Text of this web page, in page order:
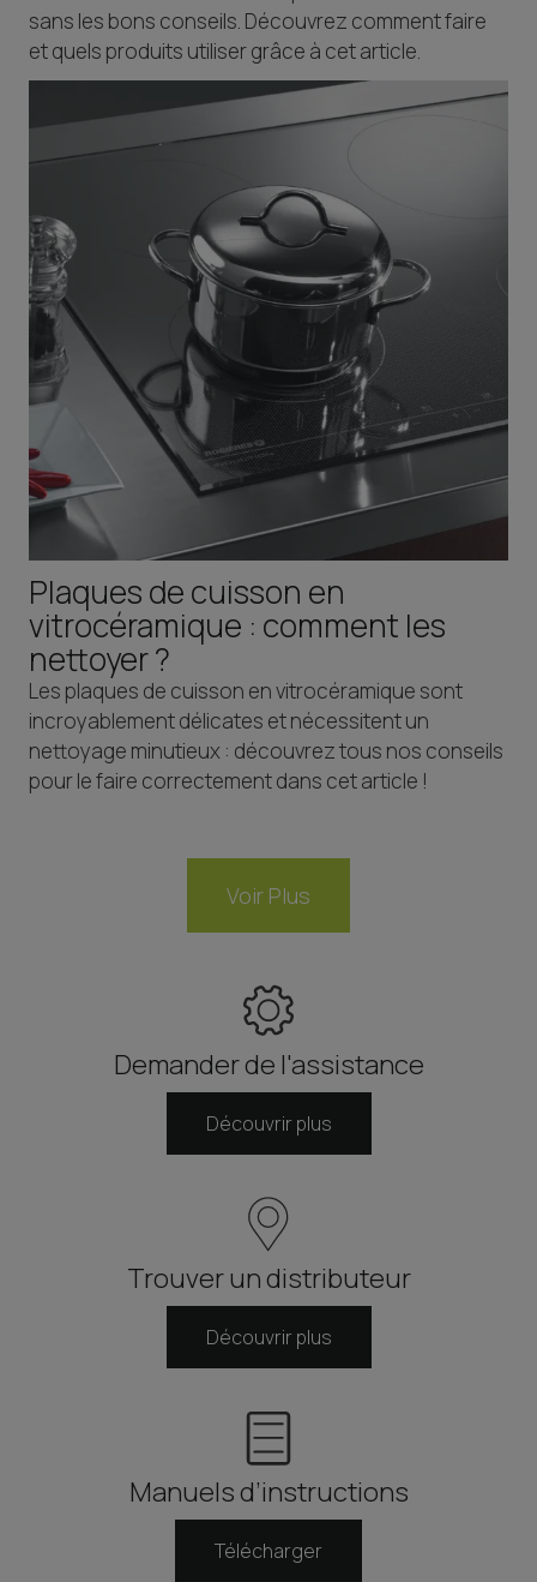
sans les bons conseils. Découvrez comment faire
et quels produits utiliser grâce à cet article.
Plaques de cuisson en
vitrocéramique : comment les
nettoyer ?
Les plaques de cuisson en vitrocéramique sont
incroyablement délicates et nécessitent un
nettoyage minutieux : découvrez tous nos conseils
pour le faire correctement dans cet article !
Voir Plus
Demander de l'assistance
Découvrir plus
Trouver un distributeur
Découvrir plus
Manuels d’instructions
Télécharger